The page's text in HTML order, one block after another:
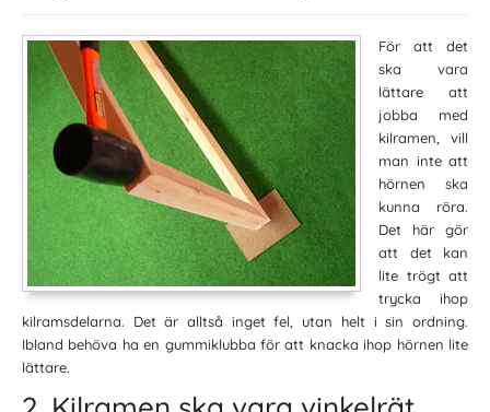
För att det
ska vara
lättare att
jobba med
kilramen, vill
man inte att
hörnen ska
kunna röra.
Det här gör
att det kan
lite trögt att
trycka ihop
kilramsdelarna. Det är alltså inget fel, utan helt i sin ordning.
Ibland behöva ha en gummiklubba för att knacka ihop hörnen lite
lättare.